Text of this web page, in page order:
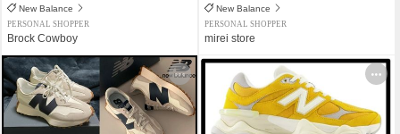
New Balance
PERSONAL SHOPPER
Brock Cowboy
New Balance
PERSONAL SHOPPER
mirei store